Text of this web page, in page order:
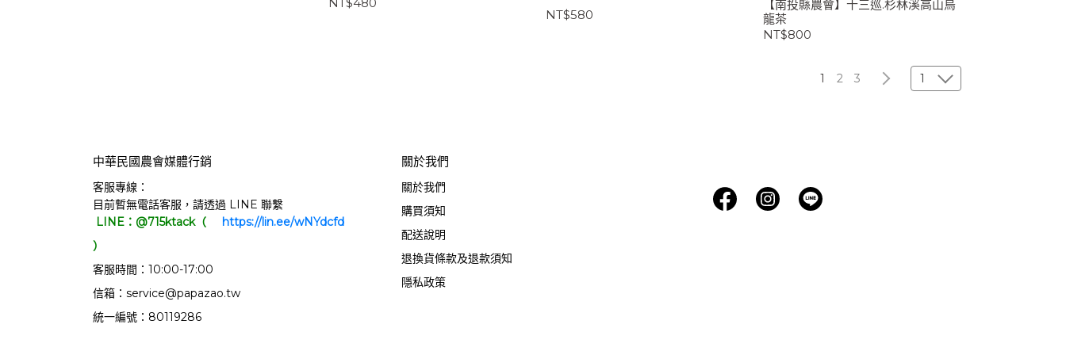
NT$580
【南投縣農會】十三巡.杉林溪高山烏
龍茶
NT$800
1 2 3 1
中華民國農會媒體行銷
客服專線：
目前暫無電話客服，請透過 LINE 聯繫
LINE：@715ktack（
）
客服時間：10:00-17:00
信箱：service@papazao.tw
統一編號：80119286
關於我們
關於我們
購買須知
配送說明
退換貨條款及退款須知
隱私政策